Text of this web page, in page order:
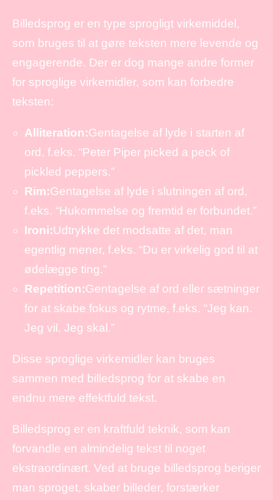
Billedsprog er en type sprogligt virkemiddel,
som bruges til at gøre teksten mere levende og
engagerende. Der er dog mange andre former
for sproglige virkemidler, som kan forbedre
teksten:
Alliteration:Gentagelse af lyde i starten af
ord, f.eks. “Peter Piper picked a peck of
pickled peppers.”
Rim:Gentagelse af lyde i slutningen af ord,
f.eks. “Hukommelse og fremtid er forbundet.”
Ironi:Udtrykke det modsatte af det, man
egentlig mener, f.eks. “Du er virkelig god til at
ødelægge ting.”
Repetition:Gentagelse af ord eller sætninger
for at skabe fokus og rytme, f.eks. “Jeg kan.
Jeg vil. Jeg skal.”
Disse sproglige virkemidler kan bruges
sammen med billedsprog for at skabe en
endnu mere effektfuld tekst.
Billedsprog er en kraftfuld teknik, som kan
forvandle en almindelig tekst til noget
ekstraordinært. Ved at bruge billedsprog beriger
man sproget, skaber billeder, forstærker